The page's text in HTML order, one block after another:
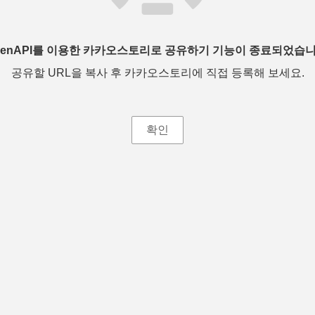
를 이용한 카카오스토리로 공유하기 기능이 종료되었습
공유할 URL을 복사 후 카카오스토리에 직접 등록해 보세요.
확인